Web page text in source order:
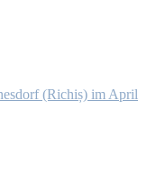
(Ri­chiș) im April